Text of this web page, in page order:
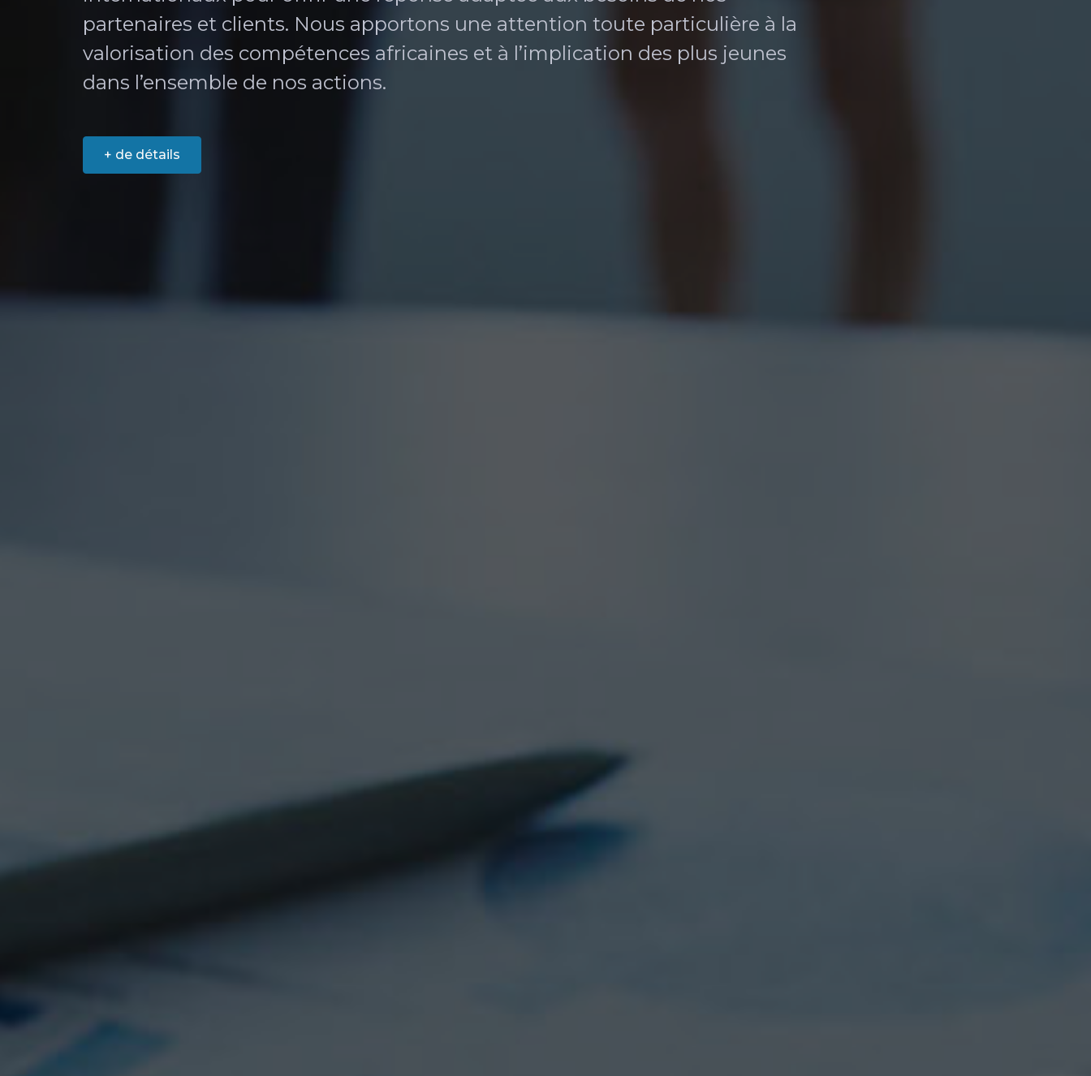
partenaires et clients. Nous apportons une attention toute particulière à la
valorisation des compétences africaines et à l’implication des plus jeunes
dans l’ensemble de nos actions.
+ de détails